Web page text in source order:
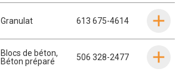
Granulat 613 675-4614
Blocs de béton,
Béton préparé
506 328-2477